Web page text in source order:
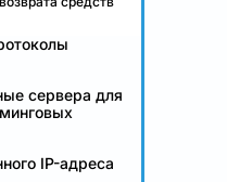
сервера для
IP-адреса